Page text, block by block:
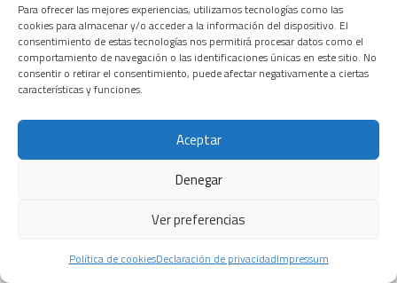
Para ofrecer las mejores experiencias, utilizamos tecnologías como las
cookies para almacenar y/o acceder a la información del dispositivo. El
consentimiento de estas tecnologías nos permitirá procesar datos como el
comportamiento de navegación o las identificaciones únicas en este sitio. No
consentir o retirar el consentimiento, puede afectar negativamente a ciertas
características y funciones.
Aceptar
Denegar
Ver preferencias
Política de cookiesDeclaración de privacidadImpressum
EL PERIÓDICO